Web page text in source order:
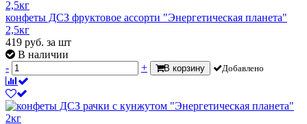
конфеты ДСЗ фруктовое ассорти "Энергетическая планета"
2,5кг
419 руб. за шт
В наличии
-
+ В корзину Добавлено